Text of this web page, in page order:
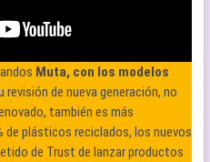
Muta, con los modelos
revisión de nueva generación, no
también es más
de plásticos reciclados, los nuevos
de Trust de lanzar productos